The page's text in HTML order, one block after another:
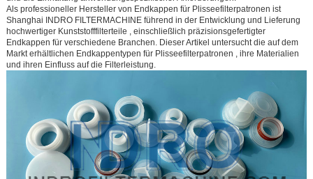
Als professioneller Hersteller von Endkappen für Plisseefilterpatronen ist
Shanghai INDRO FILTERMACHINEführend in der Entwicklung und Lieferung
hochwertiger Kunststofffilterteile , einschließlich präzisionsgefertigter
Endkappen für verschiedene Branchen. Dieser Artikel untersucht die auf dem
Markt erhältlichen Endkappentypen für Plisseefilterpatronen , ihre Materialien
und ihren Einfluss auf die Filterleistung.